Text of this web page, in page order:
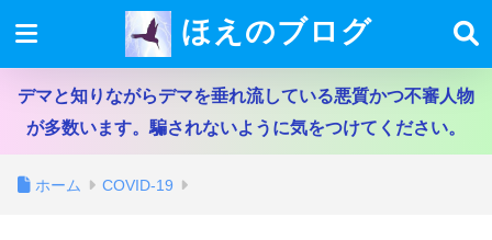
ほえのブログ
デマと知りながらデマを垂れ流している悪質かつ不審人物
が多数います。騙されないように気をつけてください。
ホーム COVID-19